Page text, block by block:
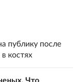
публику после
костях